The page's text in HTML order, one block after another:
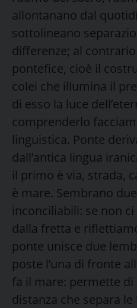
allontanano dal
sottolineano
differenze; al
pontefice, cioè il
colei che illumina il
di esso la luce
comprenderlo
linguistica. Ponte
dall’antica lingua
il primo è via, strada,
è mare. Sembrano
inconciliabili: se non
dalla fretta e
ponte unisce due
poste l’una di fronte
fa il mare: permette di
distanza che separa